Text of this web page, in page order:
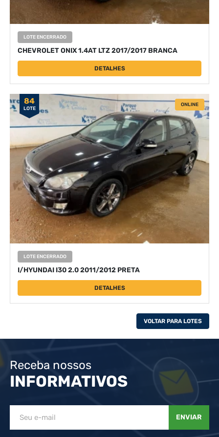
LOTE ENCERRADO
CHEVROLET ONIX 1.4AT LTZ 2017/2017 BRANCA
DETALHES
84
LOTE
ONLINE
LOTE ENCERRADO
I/HYUNDAI I30 2.0 2011/2012 PRETA
DETALHES
VOLTAR PARA LOTES
Receba nossos
INFORMATIVOS
ENVIAR